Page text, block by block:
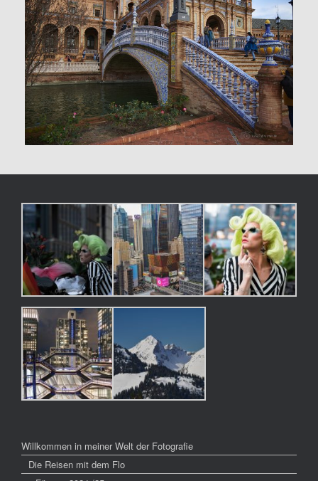
Willkommen in meiner Welt der Fotografie
Die Reisen mit dem Flo